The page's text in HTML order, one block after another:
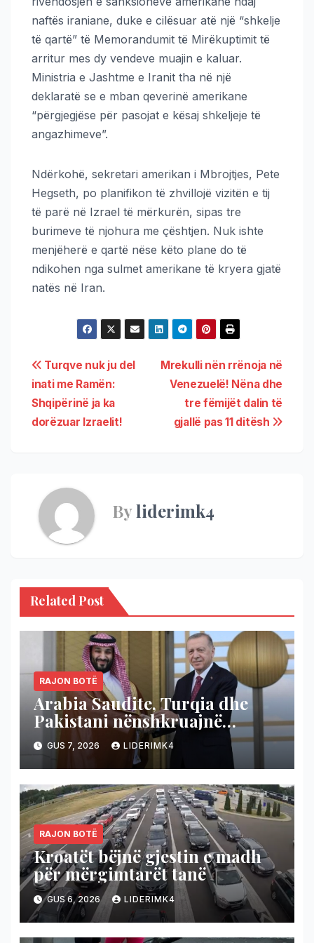
naftës iraniane, duke e cilësuar atë një “shkelje
të qartë” të Memorandumit të Mirëkuptimit të
arritur mes dy vendeve muajin e kaluar.
Ministria e Jashtme e Iranit tha në një
deklaratë se e mban qeverinë amerikane
“përgjegjëse për pasojat e kësaj shkeljeje të
angazhimeve”.
Ndërkohë, sekretari amerikan i Mbrojtjes, Pete
Hegseth, po planifikon të zhvillojë vizitën e tij
të parë në Izrael të mërkurën, sipas tre
burimeve të njohura me çështjen. Nuk ishte
menjëherë e qartë nëse këto plane do të
ndikohen nga sulmet amerikane të kryera gjatë
natës në Iran.
Mrekulli nën rrënoja në
Venezuelë! Nëna dhe
tre fëmijët dalin të
gjallë pas 11 ditësh
Turqve nuk ju del
inati me Ramën:
Shqipërinë ja ka
dorëzuar Izraelit!
Byliderimk4
Related Post
RAJON BOTË
Arabia Saudite, Turqia dhe
Pakistani nënshkruajnë
marrëveshje mbrojtëse, nëse
sulmohet njëri shtet,
përgjigjen bashkë!
GUS 7, 2026 LIDERIMK4
RAJON BOTË
Kroatët bëjnë gjestin e madh
për mërgimtarët tanë
GUS 6, 2026 LIDERIMK4